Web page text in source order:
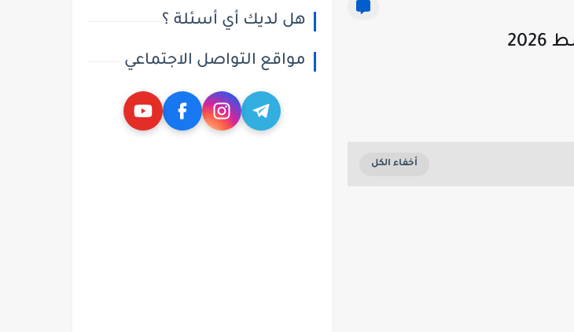
موقع فضاء أولياء التلاميذ لشهادة التعليم المتوسط 2026
هل لديك أي أسئلة ؟
مواقع التواصل الاجتماعي